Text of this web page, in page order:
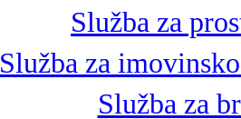
Služba za
Služba za
Služba za